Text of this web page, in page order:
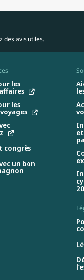
des avis utiles.
les
les
congrès
un bon